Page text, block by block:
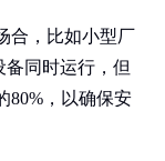
合，比如小型厂
同时运行，但
80%，以确保安